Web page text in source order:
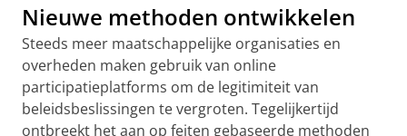
Nieuwe methoden ontwikkelen
Steeds meer maatschappelijke organisaties en
overheden maken gebruik van online
participatieplatforms om de legitimiteit van
beleidsbeslissingen te vergroten. Tegelijkertijd
ontbreekt het aan op feiten gebaseerde methoden